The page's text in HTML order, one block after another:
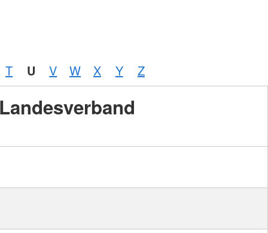
T U V W X Y Z
Landesverband